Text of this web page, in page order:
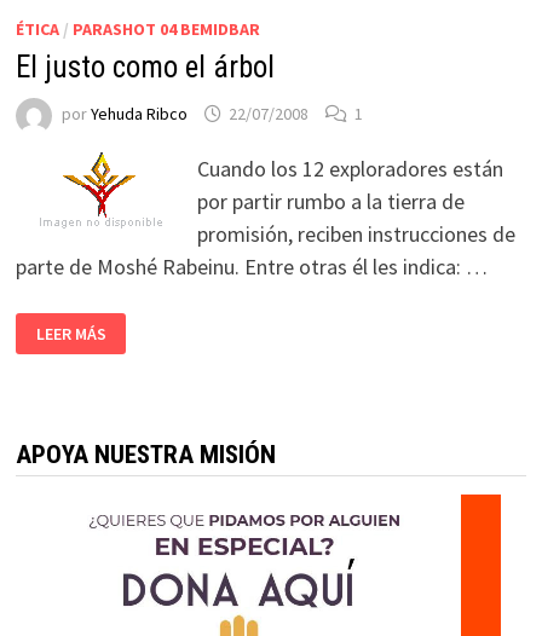
ÉTICA/ PARASHOT 04 BEMIDBAR
El justo como el árbol
porYehuda Ribco 22/07/2008 1
Cuando los 12 exploradores están
por partir rumbo a la tierra de
promisión, reciben instrucciones de
parte de Moshé Rabeinu. Entre otras él les indica: …
LEER MÁS
APOYA NUESTRA MISIÓN